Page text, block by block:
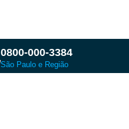
0800-000-3384
São Paulo e Região